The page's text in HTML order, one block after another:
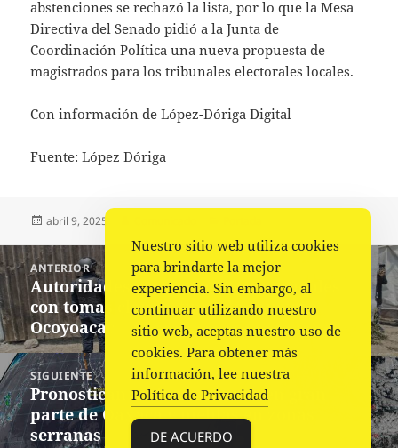
abstenciones se rechazó la lista, por lo que la Mesa
Directiva del Senado pidió a la Junta de
Coordinación Política una nueva propuesta de
magistrados para los tribunales electorales locales.
Con información de López-Dóriga Digital
Fuente: López Dóriga
Publicado
abril 9, 2025
Navegación
de
entradas
ANTERIOR
Entrada
anterior:
Autoridades aseguran siete inmuebles
con tomas clandestinas de agua en
Ocoyoacac
SIGUIENTE
Siguiente
entrada:
Pronostican ambiente fresco en gran
parte de Oaxaca y nieblas en zonas
serranas
Nuestro sitio web utiliza cookies
para brindarte la mejor
experiencia. Sin embargo, al
continuar utilizando nuestro
sitio web, aceptas nuestro uso de
cookies. Para obtener más
información, lee nuestra
Política de Privacidad
DE ACUERDO